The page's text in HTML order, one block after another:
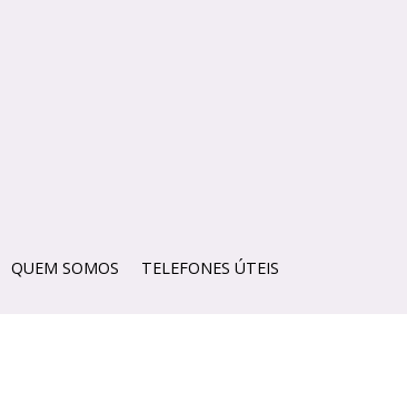
QUEM SOMOS TELEFONES ÚTEIS